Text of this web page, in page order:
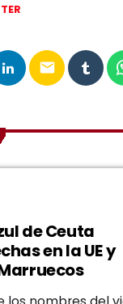
email
de Ceuta
en la UE y